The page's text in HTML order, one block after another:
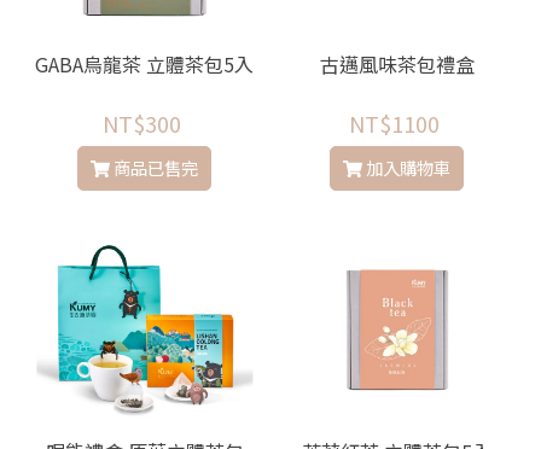
GABA烏龍茶 立體茶包5入
NT$300
商品已售完
古邁風味茶包禮盒
NT$1100
加入購物車